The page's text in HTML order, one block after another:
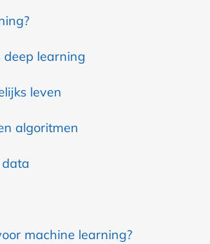
deep learning
leven
algoritmen
machine learning?